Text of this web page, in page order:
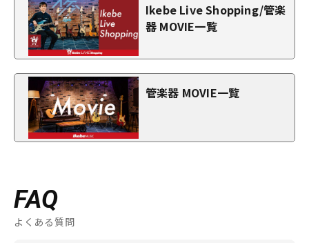
Ikebe Live Shopping/管楽
器 MOVIE一覧
管楽器 MOVIE一覧
FAQ
よくある質問